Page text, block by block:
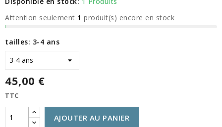
Attention seulement 1 produit(s) encore en stock
tailles: 3-4 ans
45,00 €
TTC
AJOUTER AU PANIER